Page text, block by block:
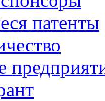
патенты